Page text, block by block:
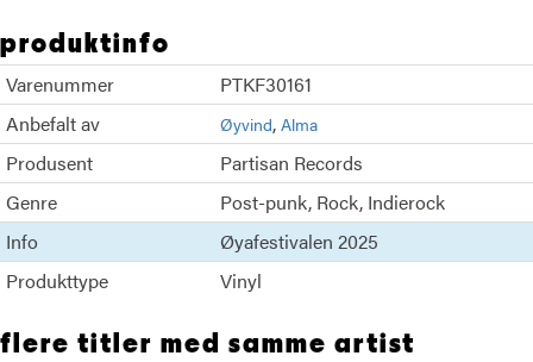
produktinfo
Varenummer
PTKF30161
Anbefalt av
Øyvind Alma
Produsent
Partisan Records
Genre
Post-punk Rock Indierock
Info
Øyafestivalen 2025
Produkttype
Vinyl
flere titler med samme artist